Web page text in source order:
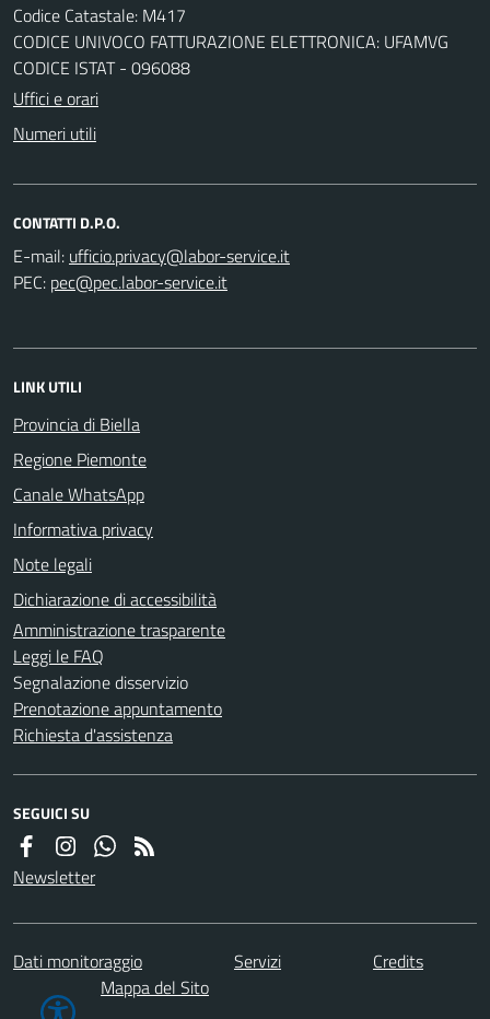
Codice Catastale: M417
CODICE UNIVOCO FATTURAZIONE ELETTRONICA: UFAMVG
CODICE ISTAT - 096088
Uffici e orari
Numeri utili
CONTATTI D.P.O.
E-mail:
PEC:
LINK UTILI
Provincia di Biella
Regione Piemonte
Canale WhatsApp
Informativa privacy
Note legali
Dichiarazione di accessibilità
Amministrazione trasparente
Leggi le FAQ
Segnalazione disservizio
Prenotazione appuntamento
Richiesta d'assistenza
SEGUICI SU
Newsletter
Dati monitoraggio Servizi
Credits
Mappa del Sito